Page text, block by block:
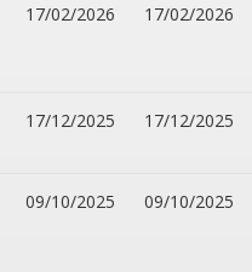
17/02/2026 17/02/2026
17/12/2025 17/12/2025
09/10/2025 09/10/2025